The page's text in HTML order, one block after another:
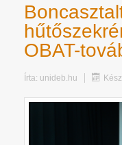
OBAT-
Írta: unideb.hu